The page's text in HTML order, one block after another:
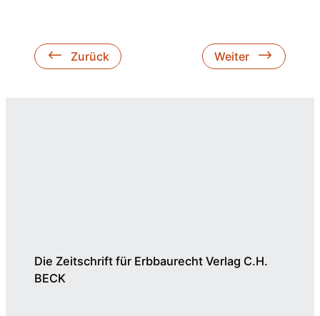
Zurück Weiter
Die Zeitschrift für Erbbaurecht Verlag C.H.
BECK